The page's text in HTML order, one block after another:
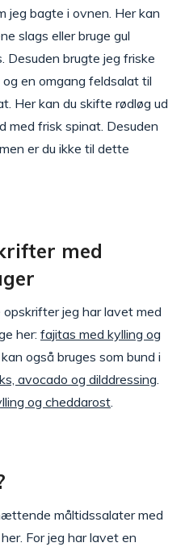
jeg bagte i ovnen. Her kan
slags eller bruge gul
Desuden brugte jeg friske
en omgang feldsalat til
Her kan du skifte rødløg ud
med frisk spinat. Desuden
er du ikke til dette
med
jeg har lavet med
her: fajitas med kylling og
også bruges som bund i
avocado og dilddressing.
og cheddarost.
måltidssalater med
For jeg har lavet en